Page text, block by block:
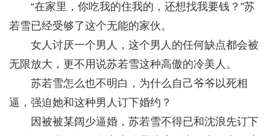
“在家里，你吃我的住我的，还想找我要钱？”苏
若雪已经受够了这个无能的家伙。
女人讨厌一个男人，这个男人的任何缺点都会被
无限放大，更不用说苏若雪这种高傲的冷美人。
苏若雪怎么也不明白，为什么自己爷爷以死相
逼，强迫她和这种男人订下婚约？
因被被某阔少逼婚，苏若雪不得已和沈浪先订下